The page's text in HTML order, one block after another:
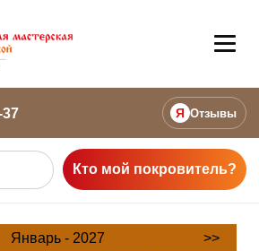
37 Я Отзывы
Кто мой покровитель?
Январь - 2027
>>